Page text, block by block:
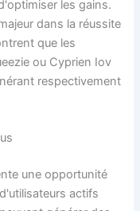
les gains.
dans la réussite
que les
ou Cyprien Iov
respectivement
une opportunité
actifs